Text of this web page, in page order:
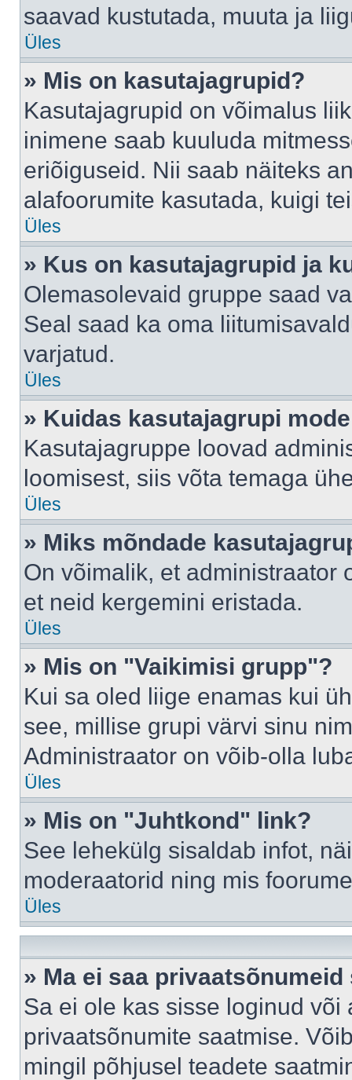
saavad kustutada, muuta ja
Üles
» Mis on kasutajagrupid?
Kasutajagrupid on võimalus
inimene saab kuuluda
eriõiguseid. Nii saab näiteks
alafoorumite kasutada, kuigi
Üles
» Kus on kasutajagrupid ja
Olemasolevaid gruppe saad
Seal saad ka oma
varjatud.
Üles
» Kuidas kasutajagrupi
Kasutajagruppe loovad
loomisest, siis võta temaga
Üles
» Miks mõndade
On võimalik, et administraator
et neid kergemini eristada.
Üles
» Mis on "Vaikimisi grupp"?
Kui sa oled liige enamas kui
see, millise grupi värvi sinu
Administraator on võib-olla
Üles
» Mis on "Juhtkond" link?
See lehekülg sisaldab infot,
moderaatorid ning mis
Üles
» Ma ei saa privaatsõnumeid
Sa ei ole kas sisse loginud
privaatsõnumite saatmise.
mingil põhjusel teadete